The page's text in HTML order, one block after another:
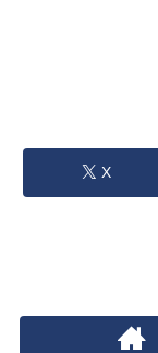
X